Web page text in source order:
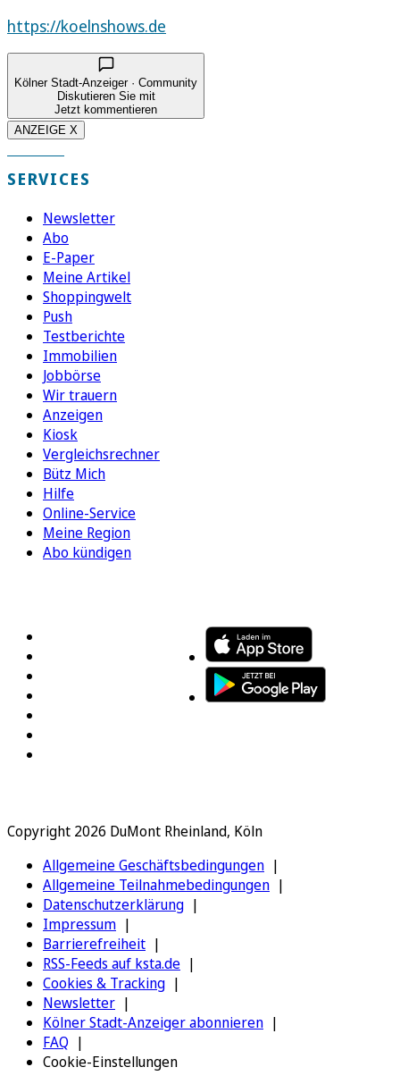
https://koelnshows.de
Kölner Stadt-Anzeiger · Community
Diskutieren Sie mit
Jetzt kommentieren
ANZEIGE X
SERVICES
Newsletter
Abo
E-Paper
Meine Artikel
Shoppingwelt
Push
Testberichte
Immobilien
Jobbörse
Wir trauern
Anzeigen
Kiosk
Vergleichsrechner
Bütz Mich
Hilfe
Online-Service
Meine Region
Abo kündigen
Copyright 2026 DuMont Rheinland, Köln
Allgemeine Geschäftsbedingungen
Allgemeine Teilnahmebedingungen
Datenschutzerklärung
Impressum
Barrierefreiheit
RSS-Feeds auf ksta.de
Cookies & Tracking
Newsletter
Kölner Stadt-Anzeiger abonnieren
FAQ
Cookie-Einstellungen